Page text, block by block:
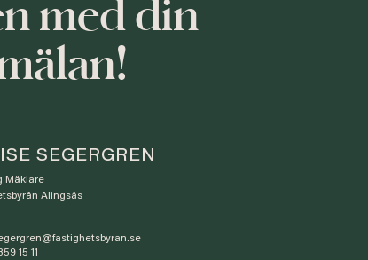
med din
SEGERGREN
Mäklare
Alingsås
15 11